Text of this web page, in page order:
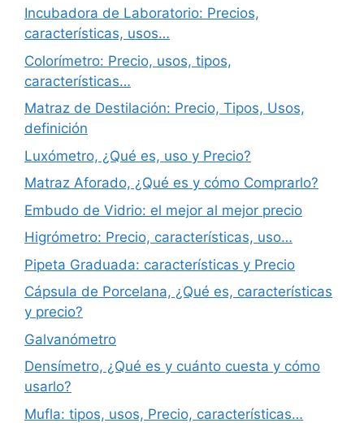
Incubadora de Laboratorio: Precios,
características, usos…
Colorímetro: Precio, usos, tipos,
características…
Matraz de Destilación: Precio, Tipos, Usos,
definición
Luxómetro, ¿Qué es, uso y Precio?
Matraz Aforado, ¿Qué es y cómo Comprarlo?
Embudo de Vidrio: el mejor al mejor precio
Higrómetro: Precio, características, uso…
Pipeta Graduada: características y Precio
Cápsula de Porcelana, ¿Qué es, características
y precio?
Galvanómetro
Densímetro, ¿Qué es y cuánto cuesta y cómo
usarlo?
Mufla: tipos, usos, Precio, características…